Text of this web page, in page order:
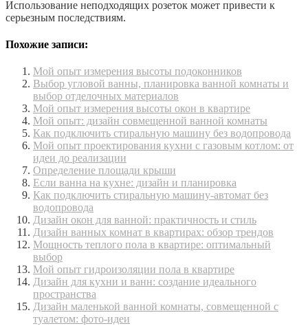
Использование неподходящих розеток может привести к
серьезным последствиям.
Похожие записи:
Мой опыт измерения высоты подоконников
Выбор угловой ванны, планировка ванной комнаты и
выбор отделочных материалов
Мой опыт измерения высоты окон в квартире
Мой опыт: дизайн совмещенной ванной комнаты
Как подключить стиральную машину без водопровода
Мой опыт проектирования кухни с газовым котлом: от
идеи до реализации
Определение площади крыши
Если ванна на кухне: дизайн и планировка
Как подключить стиральную машину-автомат без
водопровода
Дизайн окон для ванной: практичность и стиль
Дизайн ванных комнат в квартирах: обзор трендов
Мощность теплого пола в квартире: оптимальный
выбор
Мой опыт гидроизоляции пола в квартире
Дизайн для кухни и ванн: создание идеального
пространства
Дизайн маленькой ванной комнаты, совмещенной с
туалетом: фото-идеи